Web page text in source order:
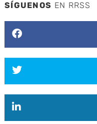
SÍGUENOS EN RRSS